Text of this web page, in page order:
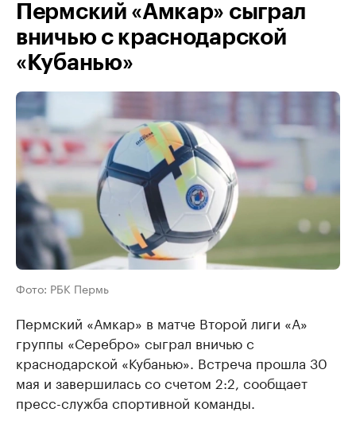
Пермский «Амкар» сыграл
вничью с краснодарской
«Кубанью»
Фото: РБК Пермь
Пермский «Амкар» в матче Второй лиги «А»
группы «Серебро» сыграл вничью с
краснодарской «Кубанью». Встреча прошла 30
мая и завершилась со счетом 2:2, сообщает
пресс-служба спортивной команды.